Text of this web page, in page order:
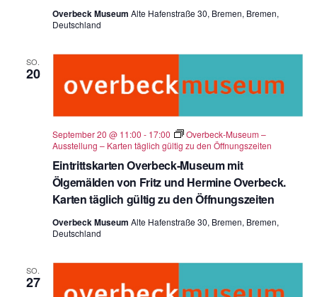
Overbeck Museum Alte Hafenstraße 30, Bremen, Bremen,
Deutschland
SO.
20
Eintrittskarten Overbeck-Museum mit
Ölgemälden von Fritz und Hermine Overbeck.
Karten täglich gültig zu den Öffnungszeiten
September 20 @ 11:00 - 17:00
Overbeck-Museum –
Ausstellung – Karten täglich gültig zu den Öffnungszeiten
Overbeck Museum Alte Hafenstraße 30, Bremen, Bremen,
Deutschland
SO.
27